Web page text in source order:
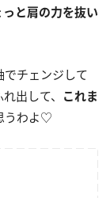
っと肩の力を抜い
チェンジして
出して、 これま
うわよ♡